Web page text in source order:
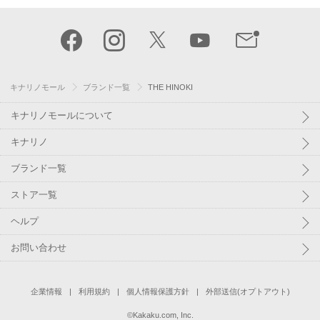
キナリノモール ブランド一覧 THE HINOKI
キナリノモールについて
キナリノ
ブランド一覧
ストア一覧
ヘルプ
お問い合わせ
企業情報 利用規約 個人情報保護方針 外部送信(オプトアウト)
©Kakaku.com, Inc.